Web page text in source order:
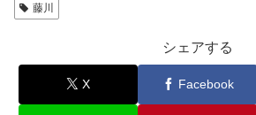
藤川
シェアする
X Facebook